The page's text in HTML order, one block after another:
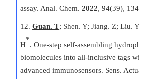
assay. Anal. Chem. 2022, 94(39),
12. Guan. T; Shen. Y; Jiang. Z; Liu.
H
*
. One-step self-assembling
biomolecules into all-inclusive tags
advanced immunosensors. Sens.